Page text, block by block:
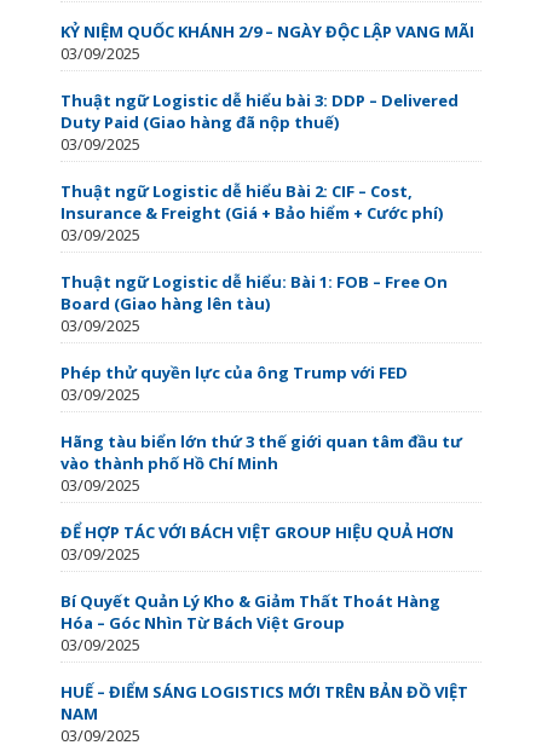
KỶ NIỆM QUỐC KHÁNH 2/9 – NGÀY ĐỘC LẬP VANG MÃI
03/09/2025
Thuật ngữ Logistic dễ hiểu bài 3: DDP – Delivered
Duty Paid (Giao hàng đã nộp thuế)
03/09/2025
Thuật ngữ Logistic dễ hiểu Bài 2: CIF – Cost,
Insurance & Freight (Giá + Bảo hiểm + Cước phí)
03/09/2025
Thuật ngữ Logistic dễ hiểu: Bài 1: FOB – Free On
Board (Giao hàng lên tàu)
03/09/2025
Phép thử quyền lực của ông Trump với FED
03/09/2025
Hãng tàu biển lớn thứ 3 thế giới quan tâm đầu tư
vào thành phố Hồ Chí Minh
03/09/2025
ĐỂ HỢP TÁC VỚI BÁCH VIỆT GROUP HIỆU QUẢ HƠN
03/09/2025
Bí Quyết Quản Lý Kho & Giảm Thất Thoát Hàng
Hóa – Góc Nhìn Từ Bách Việt Group
03/09/2025
HUẾ – ĐIỂM SÁNG LOGISTICS MỚI TRÊN BẢN ĐỒ VIỆT
NAM
03/09/2025